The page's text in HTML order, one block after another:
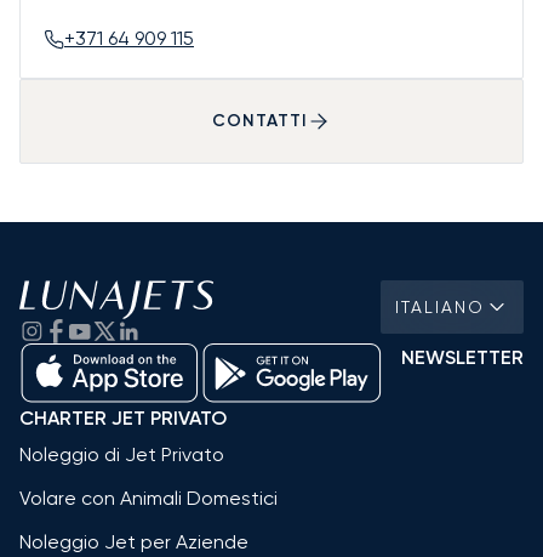
+371 64 909 115
CONTATTI
ITALIANO
NEWSLETTER
CHARTER JET PRIVATO
Noleggio di Jet Privato
Volare con Animali Domestici
Noleggio Jet per Aziende